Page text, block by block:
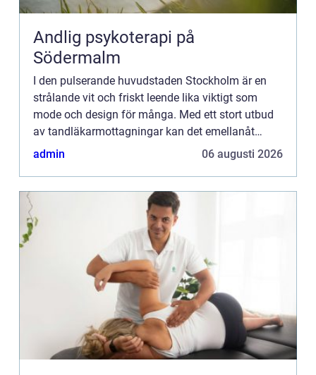
Andlig psykoterapi på
Södermalm
I den pulserande huvudstaden Stockholm är en
strålande vit och friskt leende lika viktigt som
mode och design för många. Med ett stort utbud
av tandläkarmottagningar kan det emellanåt
kännas överväldiga...
admin 06 augusti 2026